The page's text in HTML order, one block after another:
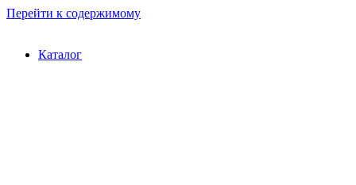
Перейти к содержимому
Каталог